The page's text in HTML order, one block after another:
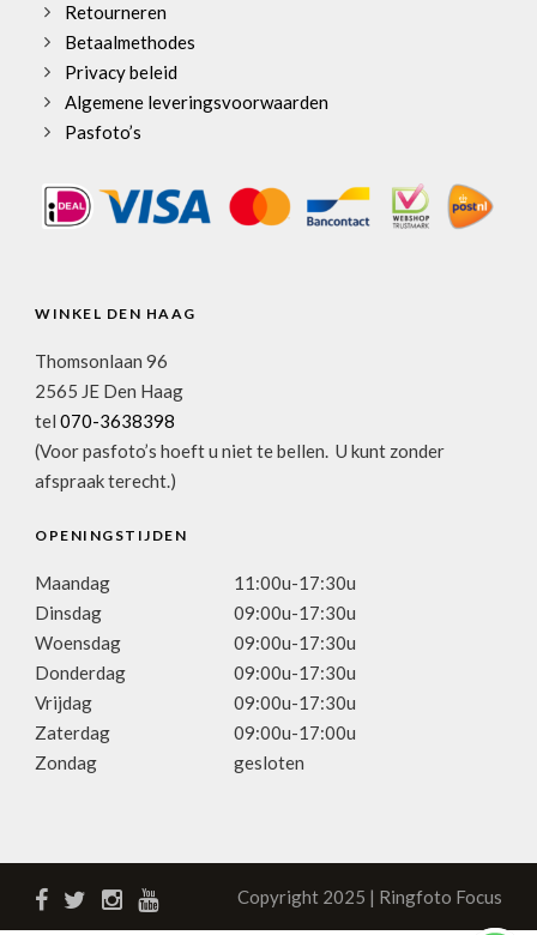
Retourneren
Betaalmethodes
Privacy beleid
Algemene leveringsvoorwaarden
Pasfoto’s
WINKEL DEN HAAG
Thomsonlaan 96
2565 JE Den Haag
tel 070-3638398
(Voor pasfoto’s hoeft u niet te bellen. U kunt zonder
afspraak terecht.)
OPENINGSTIJDEN
Maandag
11:00u-17:30u
Dinsdag
09:00u-17:30u
Woensdag
09:00u-17:30u
Donderdag
09:00u-17:30u
Vrijdag
09:00u-17:30u
Zaterdag
09:00u-17:00u
Zondag
gesloten
Copyright 2025 | Ringfoto Focus